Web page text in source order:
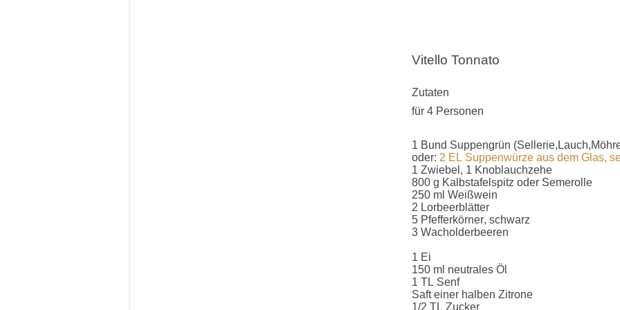
Vitello Tonnato
Zutaten
für 4 Personen
1 Bund Suppengrün
oder: 2 EL Suppenwürze aus dem Glas,
1 Zwiebel, 1 Knoblauchzehe
800 g Kalbstafelspitz oder Semerolle
250 ml Weißwein
2 Lorbeerblätter
5 Pfefferkörner, schwarz
3 Wacholderbeeren
1 Ei
150 ml neutrales Öl
1 TL Senf
Saft einer halben Zitrone
1/2 TL Zucker